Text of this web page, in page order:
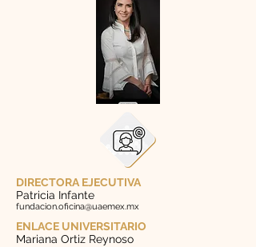
DIRECTORA EJECUTIVA
Patricia Infante
fundacion.oficina@uaemex.mx
ENLACE UNIVERSITARIO
Mariana Ortiz Reynoso